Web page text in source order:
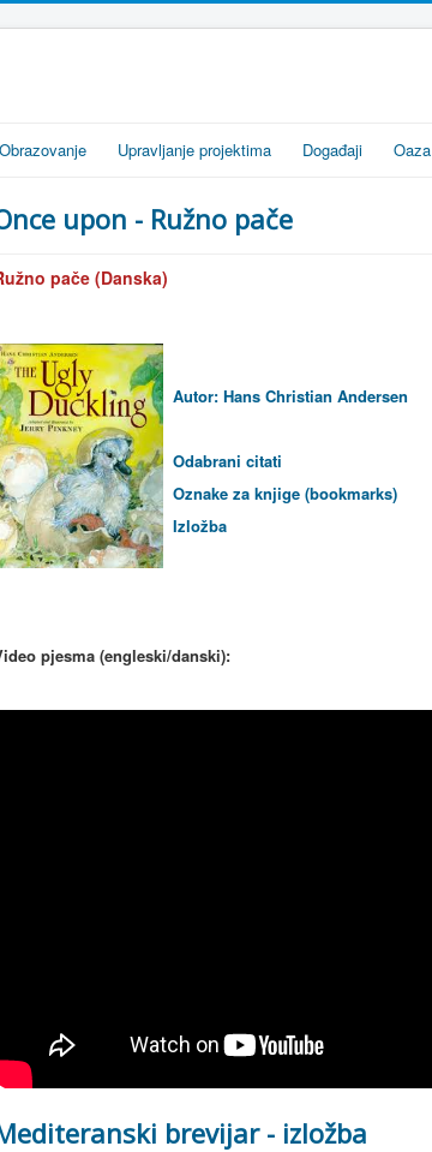
Obrazovanje Upravljanje projektima Događaji Oaza
upon - Ružno pače
pače (Danska)
Autor: Hans Christian Andersen
Odabrani citati
Oznake za knjige (bookmarks)
Izložba
pjesma (engleski/danski):
brevijar - izložba